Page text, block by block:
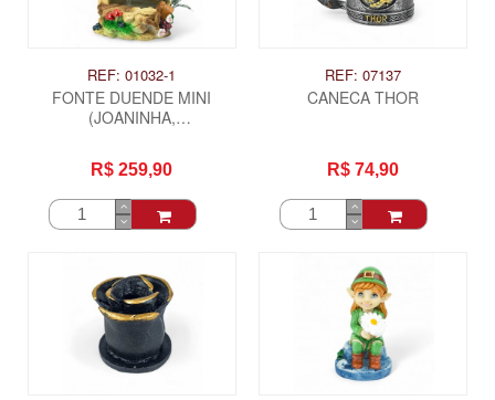
REF: 01032-1
FONTE DUENDE MINI
(JOANINHA,
FLORZINHA)
R$ 259,90
REF: 07137
CANECA THOR
R$ 74,90